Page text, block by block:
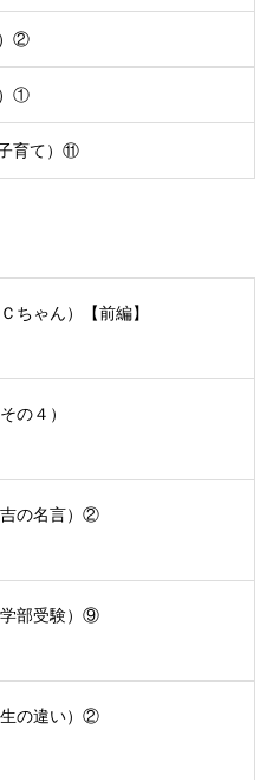
②
①
育て）⑪
ちゃん）【前編】
の４）
の名言）②
部受験）⑨
の違い）②